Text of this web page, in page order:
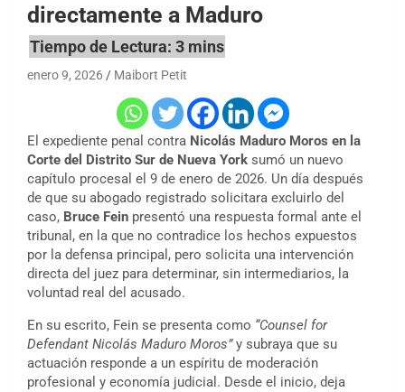
directamente a Maduro
enero 9, 2026 Maibort Petit
El expediente penal contra Nicolás Maduro Moros en la
Corte del Distrito Sur de Nueva York sumó un nuevo
capítulo procesal el 9 de enero de 2026. Un día después
de que su abogado registrado solicitara excluirlo del
caso, Bruce Fein presentó una respuesta formal ante el
tribunal, en la que no contradice los hechos expuestos
por la defensa principal, pero solicita una intervención
directa del juez para determinar, sin intermediarios, la
voluntad real del acusado.
En su escrito, Fein se presenta como “Counsel for
Defendant Nicolás Maduro Moros”y subraya que su
actuación responde a un espíritu de moderación
profesional y economía judicial. Desde el inicio, deja